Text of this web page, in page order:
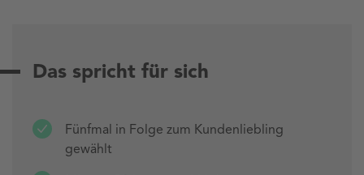
Das spricht für sich
Fünfmal in Folge zum Kundenliebling
gewählt